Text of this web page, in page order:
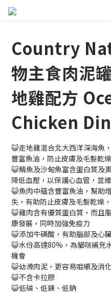
Country
物主食肉泥
地雞配方
Chicken
😺走地雞混合北大西洋深海魚
豐富魚油，防止皮膚及毛髮乾
😺鯖魚及沙甸魚富含蛋白質及
降低血壓，以保護心血管，並
😺魚肉中蘊含豐富魚油，幫助
失，有助防止皮膚及毛髮乾燥
😺雞肉含有優質蛋白質，而且
康發展，同時加強免疫力
😺添加牛磺酸，有助腦部及心
😺水份高達80%，為貓咪補充
機會
😺幼滑肉泥，更容易咀嚼及消化
😺不含卡拉膠
😺低磷、低鎂、低鈉